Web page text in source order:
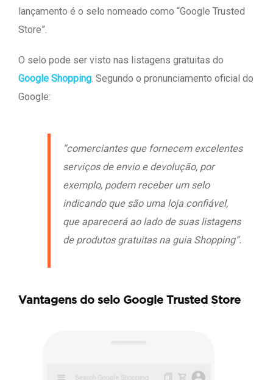
lançamento é o selo nomeado como “Google Trusted
Store”.
O selo pode ser visto nas listagens gratuitas do
Google Shopping. Segundo o pronunciamento oficial do
Google:
“comerciantes que fornecem excelentes
serviços de envio e devolução, por
exemplo, podem receber um selo
indicando que são uma loja confiável,
que aparecerá ao lado de suas listagens
de produtos gratuitas na guia Shopping”.
Vantagens do selo Google Trusted Store